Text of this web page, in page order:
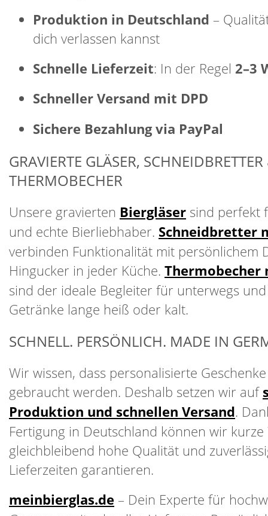
Produktion in Deutschland –
dich verlassen kannst
Schnelle Lieferzeit: In der Regel 2–3
Schneller Versand mit DPD
Sichere Bezahlung via PayPal
GRAVIERTE GLÄSER,
THERMOBECHER
Unsere gravierten Biergläser sind perfekt
und echte Bierliebhaber. Schneidbretter
verbinden Funktionalität mit persönlichem
Hingucker in jeder Küche. Thermobecher
sind der ideale Begleiter für unterwegs
Getränke lange heiß oder kalt.
SCHNELL. PERSÖNLICH. MADE IN
Wir wissen, dass personalisierte
gebraucht werden. Deshalb setzen wir auf
Produktion und schnellen Versand.
Fertigung in Deutschland können wir kurze
gleichbleibend hohe Qualität und
Lieferzeiten garantieren.
meinbierglas.de – Dein Experte für